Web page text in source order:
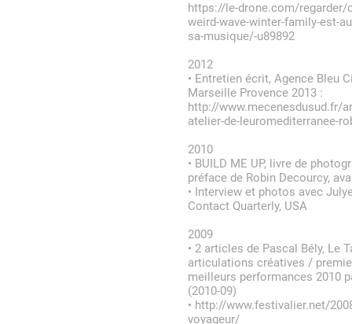
https://le-drone.com/regarder/
weird-wave-winter-family-est-
sa-musique/-u89892
2012
• Entretien écrit, Agence Bleu
Marseille Provence 2013 :
http://www.mecenesdusud.fr/
atelier-de-leuromediterranee-
2010
• BUILD ME UP, livre de
préface de Robin Decourcy,
• Interview et photos avec
Contact Quarterly, USA
2009
• 2 articles de Pascal Bély, Le
articulations créatives /
meilleurs performances 2010
(2010-09)
• http://www.festivalier.net/
voyageur/